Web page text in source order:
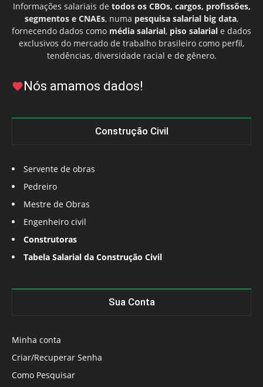
Informações salariais de todos os CBOs, cargos, profissões,
segmentos e CNAEs, numa pesquisa salarial big data,
fornecendo dados como média salarial, piso salarial e dados
exclusivos do mercado de trabalho brasileiro como perfil,
tendências, diversidade racial e de gênero.
Nós amamos dados!
Construção Civil
Servente de obras
Pedreiro
Mestre de Obras
Engenheiro civil
Construtoras
Tabela Salarial da Construção Civil
Sua Conta
Minha conta
Criar/Recuperar Senha
Como Pesquisar